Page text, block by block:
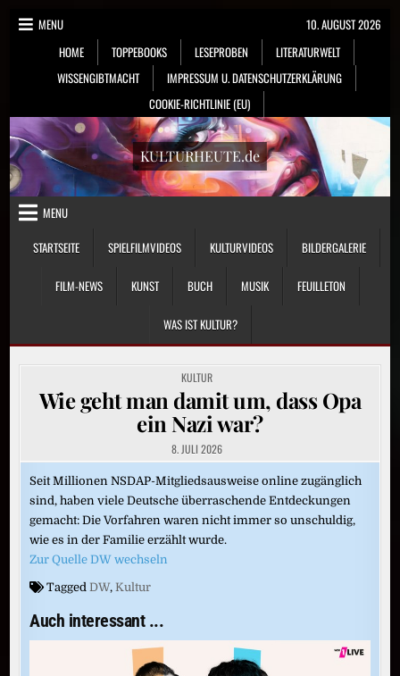
Skip
MENU
HOME
TOPPEBOOKS LESEPROBEN
LITERATURWELT
WISSENGIBTMACHT
IMPRESSUM U. DATENSCHUTZERKLÄRUNG
COOKIE-RICHTLINIE (EU)
10. AUGUST 2026
KULTURHEUTE.de
MENU
STARTSEITE
SPIELFILMVIDEOS KULTURVIDEOS BILDERGALERIE
FILM-NEWS KUNST BUCH MUSIK FEUILLETON
WAS IST KULTUR?
POSTED
IN
KULTUR
Wie geht man damit um, dass Opa
ein Nazi war?
8. JULI 2026
Seit Millionen NSDAP-Mitgliedsausweise online zugänglich
sind, haben viele Deutsche überraschende Entdeckungen
gemacht: Die Vorfahren waren nicht immer so unschuldig,
wie es in der Familie erzählt wurde.
Zur Quelle DW wechseln
Tagged DW, Kultur
Auch interessant ...